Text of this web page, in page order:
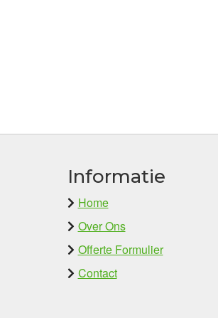
Informatie
Home
Over Ons
Offerte Formulier
Contact